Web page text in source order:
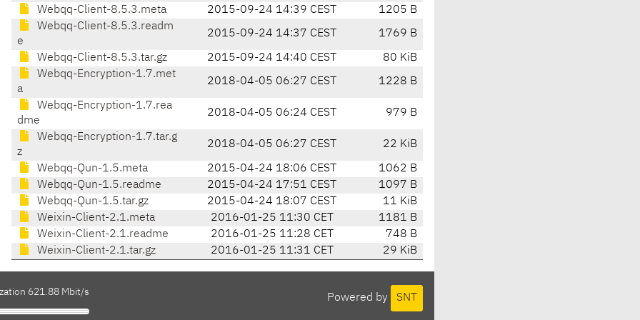
Webqq-Client-8.5.3.meta
2015-09-24 14:39 CEST
1205 B
Webqq-Client-8.5.3.readm
e
2015-09-24 14:37 CEST 1769 B
Webqq-Client-8.5.3.tar.gz 2015-09-24 14:40 CEST
80 KiB
Webqq-Encryption-1.7.met
a
2018-04-05 06:27 CEST 1228 B
Webqq-Encryption-1.7.rea
dme
2018-04-05 06:24 CEST 979 B
Webqq-Encryption-1.7.tar.g
z
2018-04-05 06:27 CEST 22 KiB
Webqq-Qun-1.5.meta 2015-04-24 18:06 CEST
1062 B
Webqq-Qun-1.5.readme
2015-04-24 17:51 CEST
1097 B
Webqq-Qun-1.5.tar.gz
2015-04-24 18:07 CEST
11 KiB
Weixin-Client-2.1.meta
2016-01-25 11:30 CET
1181 B
Weixin-Client-2.1.readme
2016-01-25 11:28 CET
748 B
Weixin-Client-2.1.tar.gz
2016-01-25 11:31 CET 29 KiB
Powered by SNT
621.88 Mbit/s